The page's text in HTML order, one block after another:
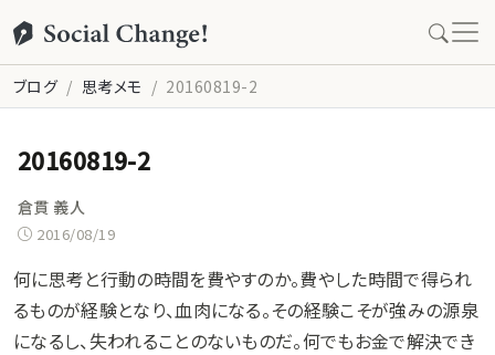
ブログ 思考メモ 20160819-2
20160819-2
倉貫 義人
2016/08/19
何に思考と行動の時間を費やすのか。費やした時間で得られ
るものが経験となり、血肉になる。その経験こそが強みの源泉
になるし、失われることのないものだ。何でもお金で解決でき